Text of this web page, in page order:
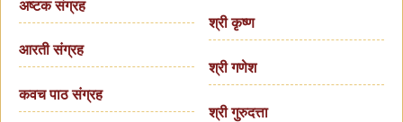
अष्टक संग्रह
आरती संग्रह
कवच पाठ संग्रह
श्री कृष्ण
श्री गणेश
श्री गुरुदत्ता